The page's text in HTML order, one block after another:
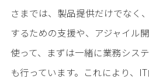
さまでは、製品提供だけでなく
するための支援や、アジャイル
使って、まずは一緒に業務シス
も行っています。これにより、